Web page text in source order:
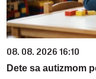
08. 08. 2026 16:10
Dete sa autizmom